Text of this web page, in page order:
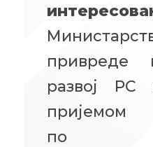
привреде
развој РС